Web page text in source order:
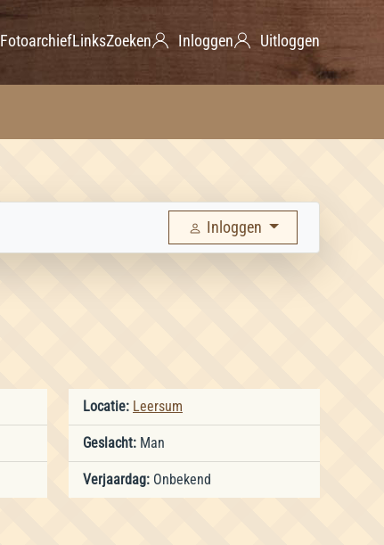
FotoarchiefLinksZoeken Inloggen Uitloggen
Inloggen
Locatie: Leersum
Geslacht: Man
Verjaardag: Onbekend